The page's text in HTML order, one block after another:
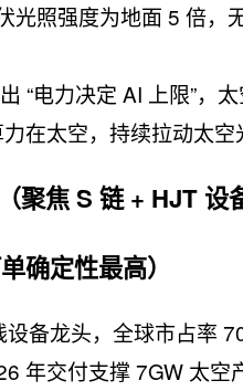
光照强度为地面 5 倍，
“电力决定 AI 上限”，
在太空，持续拉动太空
聚焦 S 链 + HJT 设
确定性最高）
设备龙头，全球市占率
年交付支撑 7GW 太空